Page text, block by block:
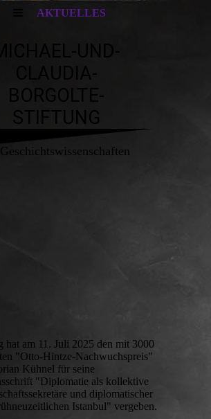
AKTUELLES
BORGOLTE-
STIFTUNG
hat am 11. Juli 2025 den mit 3000
"Otto-Hintze-Nachwuchspreis"
Kühnel für seine
"Diplomatie als kollektive
und diplomatischer
Istanbul" vergeben.